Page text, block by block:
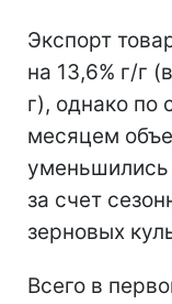
Экспорт
на 13,6% г/г
г), однако
месяцем
уменьшились
за счет
зерновых
Всего в